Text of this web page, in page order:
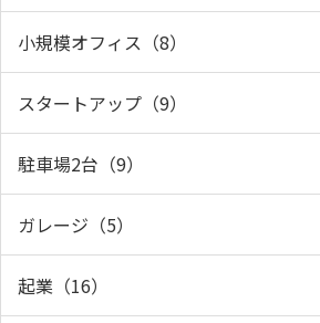
小規模オフィス（8）
スタートアップ（9）
駐車場2台（9）
ガレージ（5）
起業（16）